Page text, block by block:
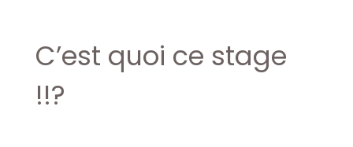
C’est quoi ce stage
!!?